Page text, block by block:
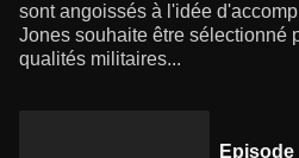
sont angoissés à l'idée
Jones souhaite être sélectionné
qualités militaires...
Episode